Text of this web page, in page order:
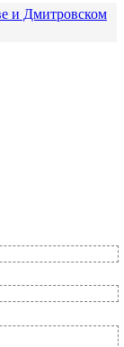
и Дмитровском